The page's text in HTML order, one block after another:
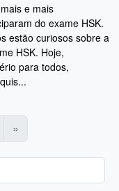
e mais
do exame HSK.
estão curiosos sobre a
HSK. Hoje,
para todos,
»